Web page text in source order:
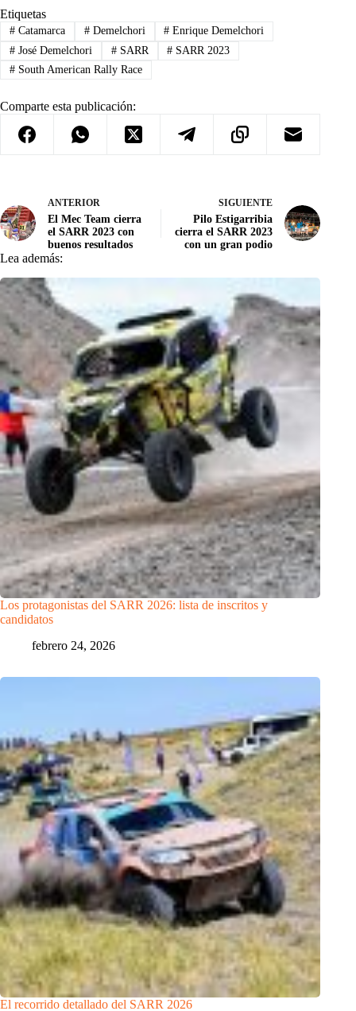
Etiquetas
#Catamarca #Demelchori # Enrique Demelchori
#José Demelchori #SARR # SARR 2023
#South American Rally Race
Comparte esta publicación:
ANTERIOR
El Mec Team cierra
el SARR 2023 con
buenos resultados
SIGUIENTE
Pilo Estigarribia
cierra el SARR 2023
con un gran podio
Lea además:
Los protagonistas del SARR 2026: lista de inscritos y
candidatos
febrero 24, 2026
El recorrido detallado del SARR 2026